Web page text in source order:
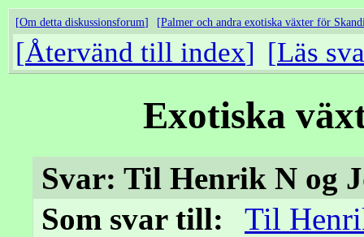
Om detta diskussionsforum Palmer och andra exotiska växter för
Återvänd till index Läs
Exotiska
Svar: Til Henrik N og
Som svar till:
Til